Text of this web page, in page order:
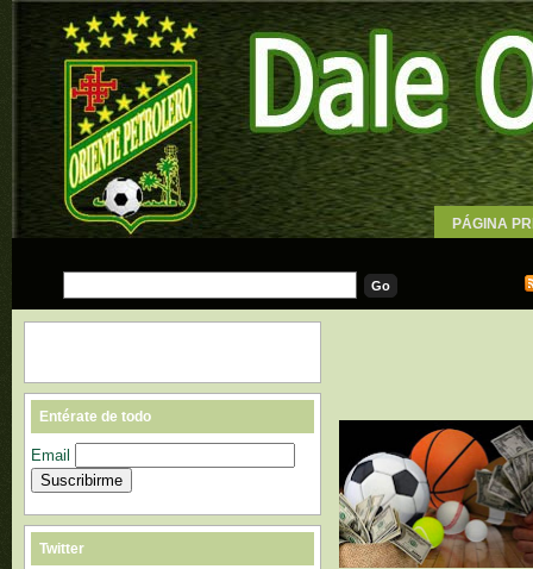
PÁGINA
Entérate de todo
Email
Twitter